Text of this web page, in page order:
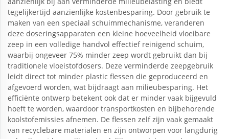
tegelijkertijd aanzienlijke kostenbesparing. Door gebruik te
maken van een speciaal schuimmechanisme, veranderen
deze doseringsapparaten een kleine hoeveelheid vloeibare
zeep in een volledige handvol effectief reinigend schuim,
waarbij ongeveer 75% minder zeep wordt gebruikt dan bij
traditionele vloeistofdosers. Deze verminderde zeepgebruik
leidt direct tot minder plastic flessen die geproduceerd en
afgevoerd worden, wat bijdraagt aan milieubesparing. Het
efficiënte ontwerp betekent ook dat er minder vaak bijgevuld
hoeft te worden, waardoor transportkosten en bijbehorende
koolstofemissies afnemen. De flessen zelf zijn vaak gemaakt
van recyclebare materialen en zijn ontworpen voor langdurig